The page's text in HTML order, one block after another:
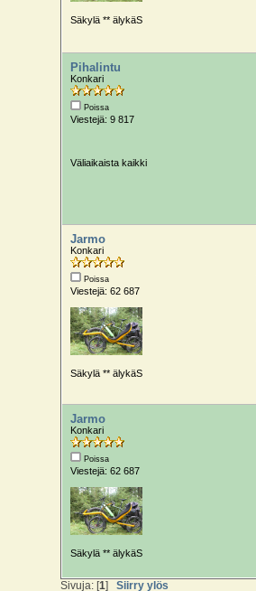
Säkylä ** älykäS
Pihalintu
Konkari
Poissa
Viestejä: 9 817
Väliaikaista kaikki
Jarmo
Konkari
Poissa
Viestejä: 62 687
Säkylä ** älykäS
Jarmo
Konkari
Poissa
Viestejä: 62 687
Säkylä ** älykäS
Sivuja: [1]Siirry ylös